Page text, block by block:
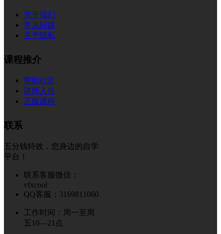
关于我们
常见问题
关于隐私
课程推介
帮助社区
讲师入住
正版课程
联系
五分钱特效，您身边的自学
平台！
联系客服微信：
vfxcool
QQ客服：3169811060
工作时间：周一至周
五10—21点